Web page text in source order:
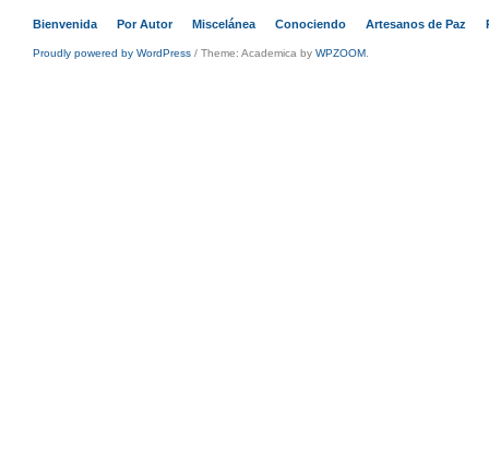
Bienvenida Por Autor Miscelánea Conociendo Artesanos de Paz
Proudly powered by WordPress / Theme: Academica by WPZOOM